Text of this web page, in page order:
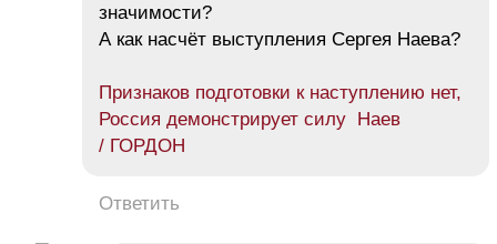
значимости?
А как насчёт выступления Сергея Наева?
Признаков подготовки к наступлению нет,
Россия демонстрирует силу Наев
/ ГОРДОН
Ответить